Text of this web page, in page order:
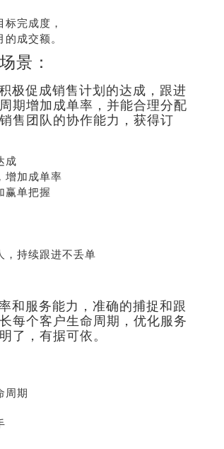
完成度，
成交额。
景：
极促成销售计划的达成，跟进
期增加成单率，并能合理分配
售团队的协作能力，获得订
成
增加成单率
赢单把握
，持续跟进不丢单
和服务能力，准确的捕捉和跟
每个客户生命周期，优化服务
了，有据可依。
周期